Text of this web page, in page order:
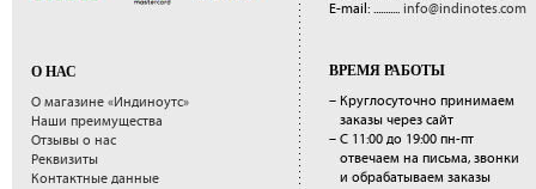
О НАС
О магазине «Индиноутс»
Наши преимущества
Отзывы о нас
Реквизиты
Контактные данные
E-mail: ........... info@indinotes.com
ВРЕМЯ РАБОТЫ
– Круглосуточно принимаем
заказы через сайт
– С 11:00 до 19:00 пн-пт
отвечаем на письма, звонки
и обрабатываем заказы